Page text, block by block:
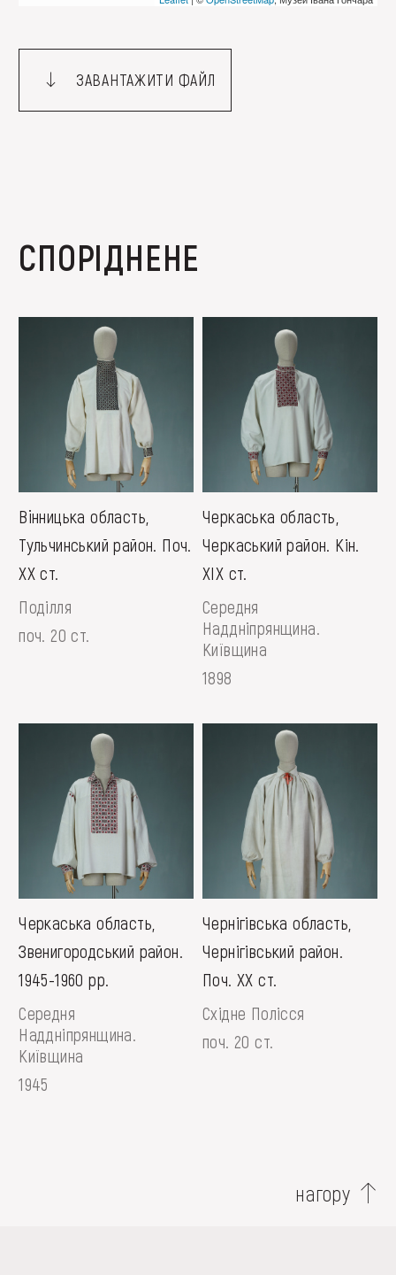
ЗАВАНТАЖИТИ ФАЙЛ
СПОРІДНЕНЕ
Вiнницька область,
Тульчинський район. Поч.
ХХ ст.
Поділля
поч. 20 ст.
Черкаська область,
Черкаський район. Кін.
ХІХ ст.
Середня
Наддніпрянщина.
Київщина
1898
Черкаська область,
Звенигородський район.
1945-1960 рр.
Середня
Наддніпрянщина.
Київщина
1945
Чернігівська область,
Чернігівський район.
Поч. ХХ ст.
Східне Полісся
поч. 20 ст.
нагору